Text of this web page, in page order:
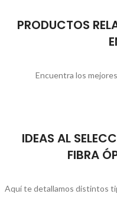
PRODUCTOS
Encuentra los
IDEAS AL
FIBRA
Aquí te detallamos distintos